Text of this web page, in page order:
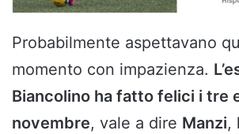
Probabilmente aspettavano
momento con impazienza.
Biancolino ha fatto felici i tre
novembre, vale a dire Manzi,